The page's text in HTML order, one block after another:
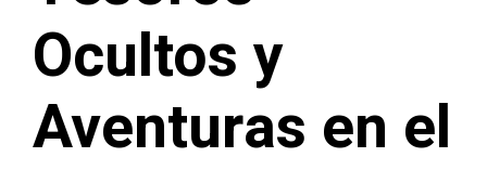
Ocultos y
Aventuras en el